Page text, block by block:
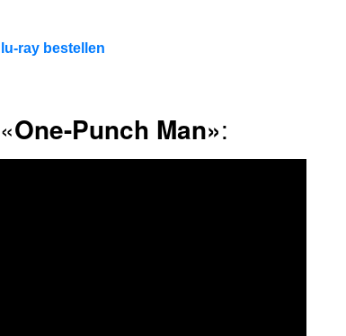
ray bestellen
One-Punch Man»: